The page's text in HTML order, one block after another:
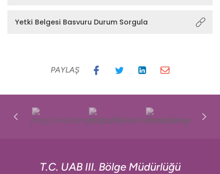
Yetki Belgesi Basvuru Durum Sorgula
PAYLAŞ
T.C. UAB III. Bölge Müdürlüğü